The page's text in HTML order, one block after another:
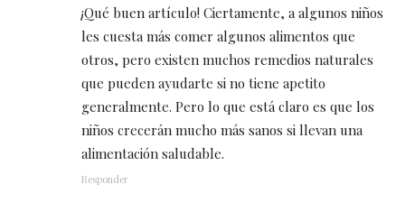
¡Qué buen artículo! Ciertamente, a algunos niños
les cuesta más comer algunos alimentos que
otros, pero existen muchos remedios naturales
que pueden ayudarte si no tiene apetito
generalmente. Pero lo que está claro es que los
niños crecerán mucho más sanos si llevan una
alimentación saludable.
Responder